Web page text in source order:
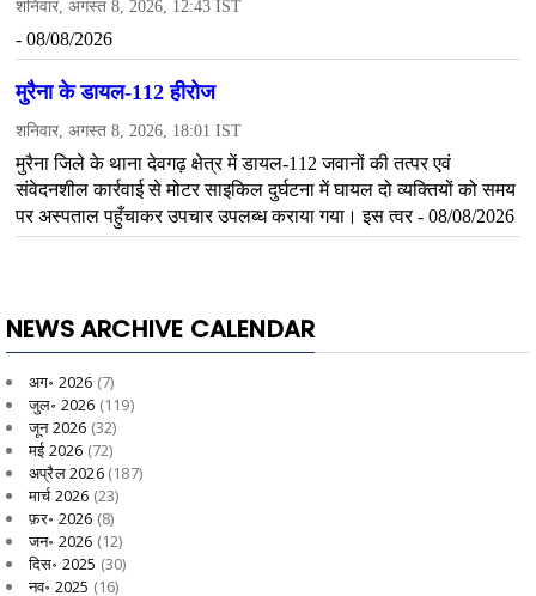
NEWS ARCHIVE CALENDAR
अग॰ 2026 (7)
जुल॰ 2026 (119)
जून 2026 (32)
मई 2026 (72)
अप्रैल 2026(187)
मार्च 2026 (23)
फ़र॰ 2026 (8)
जन॰ 2026 (12)
दिस॰ 2025 (30)
नव॰ 2025 (16)